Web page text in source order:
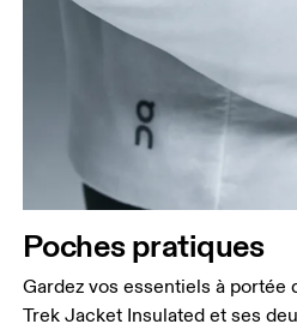
Poches pratiques
Gardez vos essentiels à portée
Trek Jacket Insulated et ses